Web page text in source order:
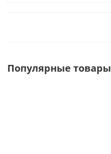
Популярные товары